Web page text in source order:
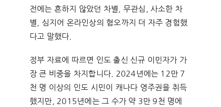
전에는 흔하지 않았던 차별, 무관심, 사소한 차
별, 심지어 온라인상의 혐오까지 더 자주 경험했
다고 말했다.
정부 자료에 따르면 인도 출신 신규 이민자가 가
장 큰 비중을 차지합니다. 2024년에는 12만 7
천 명 이상의 인도 시민이 캐나다 영주권을 취득
했지만, 2015년에는 그 수가 약 3만 9천 명에